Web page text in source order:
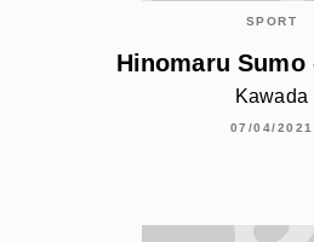
SPORT
Hinomaru Sumo
Kawada
07/04/2021